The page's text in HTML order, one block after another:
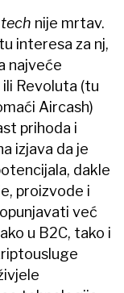
nije mrtav.
interesa za nj,
najveće
Revoluta (tu
Aircash)
prihoda i
izjava da je
dakle
proizvode i
već
u B2C, tako i